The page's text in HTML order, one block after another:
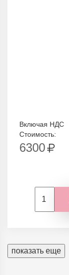
Включая НДС
Стоимость:
6300
показать еще